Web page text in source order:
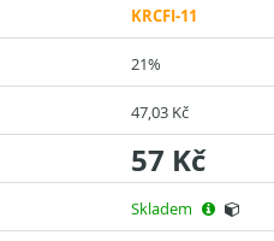
KRCFI-11
21%
47,03 Kč
57 Kč
Skladem